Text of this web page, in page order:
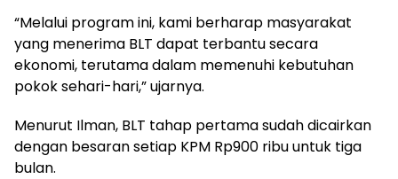
“Melalui program ini, kami berharap masyarakat
yang menerima BLT dapat terbantu secara
ekonomi, terutama dalam memenuhi kebutuhan
pokok sehari-hari,” ujarnya.
Menurut Ilman, BLT tahap pertama sudah dicairkan
dengan besaran setiap KPM Rp900 ribu untuk tiga
bulan.